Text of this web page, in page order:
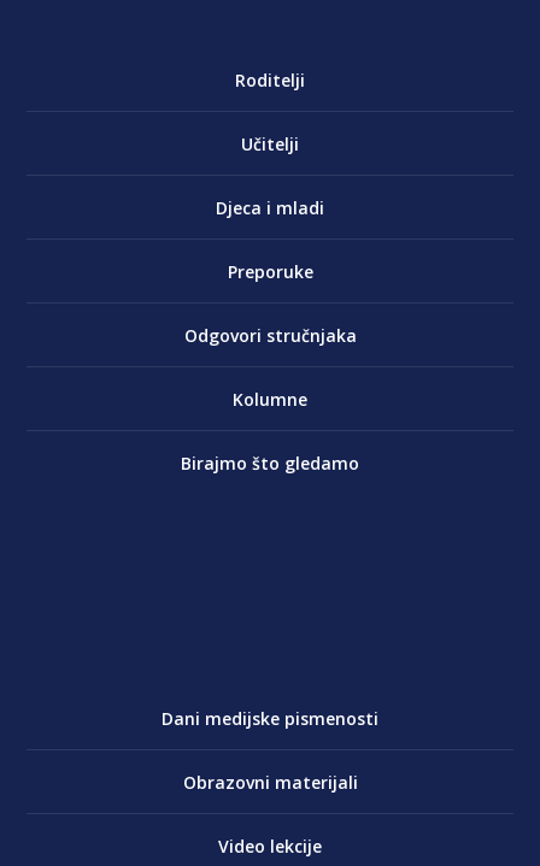
Roditelji
Učitelji
Djeca i mladi
Preporuke
Odgovori stručnjaka
Kolumne
Birajmo što gledamo
Dani medijske pismenosti
Obrazovni materijali
Video lekcije